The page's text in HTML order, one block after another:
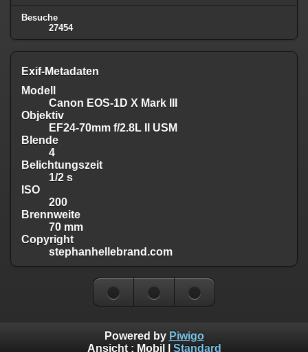
Besuche
27454
Exif-Metadaten
Modell
Canon EOS-1D X Mark III
Objektiv
EF24-70mm f/2.8L II USM
Blende
4
Belichtungszeit
1/2 s
ISO
200
Brennweite
70 mm
Copyright
stephanhellebrand.com
Powered by Piwigo
Ansicht : Mobil Standard